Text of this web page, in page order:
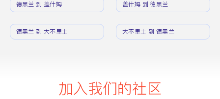
德黑兰 到 盖什姆 盖什姆 到 德黑兰
德黑兰 到 大不里士 大不里士 到 德黑兰
加入我们的社区